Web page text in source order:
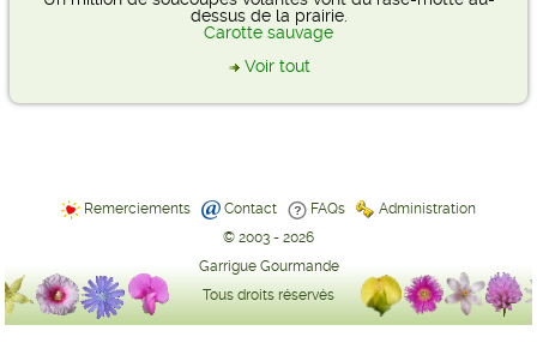
dessus de la prairie.
Carotte sauvage
Voir tout
Remerciements Contact FAQs
Administration
© 2003 - 2026
Garrigue Gourmande
Tous droits réservés